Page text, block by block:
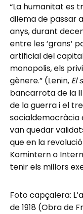
“La humanitat es
dilema de passar
anys, durant
entre les ‘grans’
artificial del
monopolis, els
gènere.” (Lenin, El
bancarrota de la
de la guerra i el
socialdemocràcia
van quedar
que en la
Komintern o
tenir els millors
Foto capçalera:
de 1918 (Obra de